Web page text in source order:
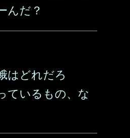
んだ？
はどれだろ
ているもの、な